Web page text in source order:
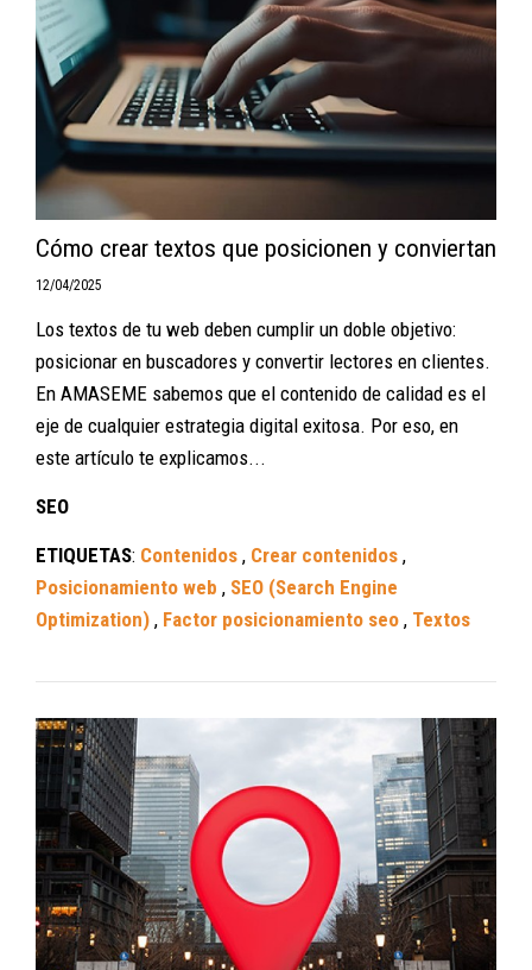
Cómo crear textos que posicionen y conviertan
12/04/2025
Los textos de tu web deben cumplir un doble objetivo:
posicionar en buscadores y convertir lectores en clientes.
En AMASEME sabemos que el contenido de calidad es el
eje de cualquier estrategia digital exitosa. Por eso, en
este artículo te explicamos...
SEO
ETIQUETAS: Contenidos , Crear contenidos ,
Posicionamiento web , SEO (Search Engine
Optimization) , Factor posicionamiento seo , Textos